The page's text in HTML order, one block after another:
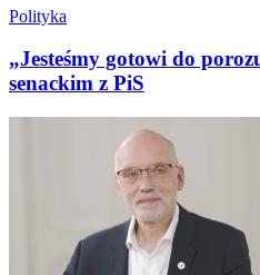
Polityka
„Jesteśmy gotowi do
senackim z PiS